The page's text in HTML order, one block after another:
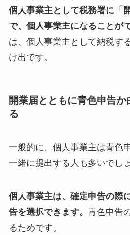
個人事業主として税務署に「
で、個人事業主になることが
は、個人事業主として納税す
け出です。
開業届とともに青色申告
る
一般的に、個人事業主は青色
一緒に提出する人も多いでしょ
個人事業主は、確定申告の際
告を選択できます。 青色申告
るためです。